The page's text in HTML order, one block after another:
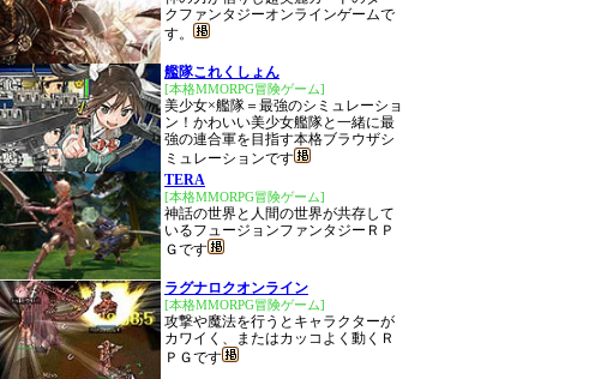
クファンタジーオンラインゲームで
す。
艦隊これくしょん
[本格MMORPG冒険ゲーム]
美少女×艦隊＝最強のシミュレーショ
ン！かわいい美少女艦隊と一緒に最
強の連合軍を目指す本格ブラウザシ
ミュレーションです
TERA
[本格MMORPG冒険ゲーム]
神話の世界と人間の世界が共存して
いるフュージョンファンタジーＲＰ
Ｇです
ラグナロクオンライン
[本格MMORPG冒険ゲーム]
攻撃や魔法を行うとキャラクターが
カワイく、またはカッコよく動くＲ
ＰＧです